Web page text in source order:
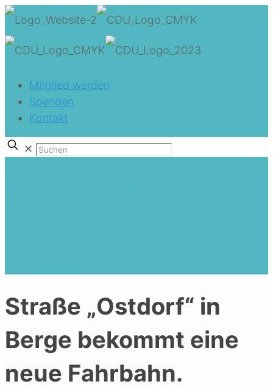
Mitglied werden
Spenden
Kontakt
✕
Straße „Ostdorf“ in
Berge bekommt eine
neue Fahrbahn.